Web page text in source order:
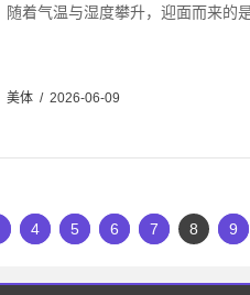
随着气温与湿度攀升，迎面而来的
美体 / 2026-06-09
4 5 6 7 8 9